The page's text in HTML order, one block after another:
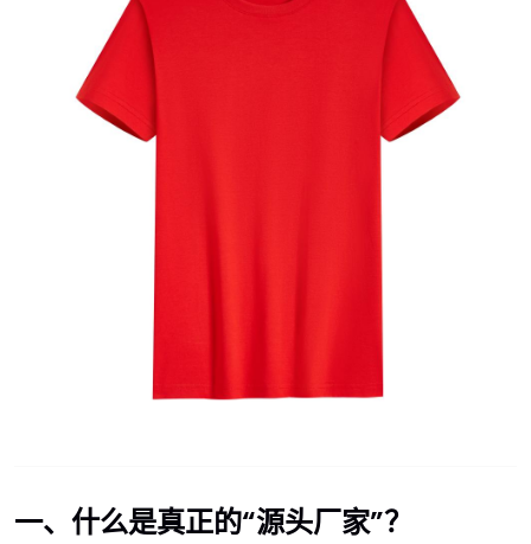
一、什么是真正的“源头厂家”？